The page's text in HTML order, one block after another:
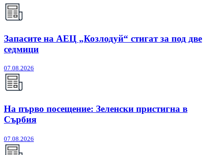
Запасите на АЕЦ „Козлодуй“ стигат за под две
седмици
07.08.2026
На първо посещение: Зеленски пристигна в
Сърбия
07.08.2026